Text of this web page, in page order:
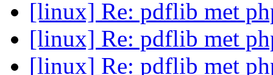
[linux] Re: pdflib met
[linux] Re: pdflib met
[linux] Re: pdflib met